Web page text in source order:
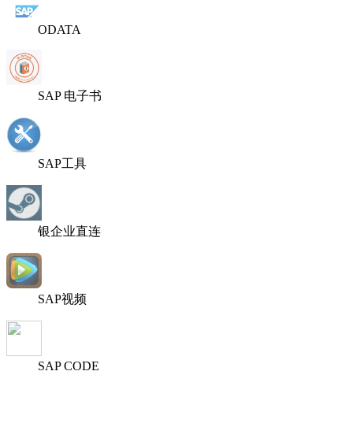
ODATA
SAP 电子书
SAP工具
银企业直连
SAP视频
SAP CODE